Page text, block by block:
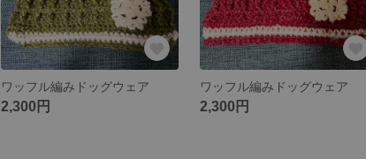
ワッフル編みドッグウェア
2,300円
ワッフル編みドッグウェア
2,300円